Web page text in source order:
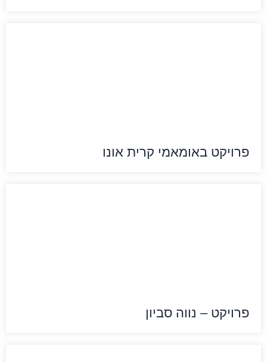
פרויקט באומאמי קרית אונו
פרויקט – נווה סביון